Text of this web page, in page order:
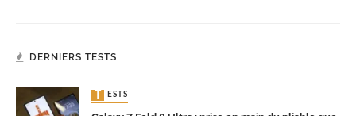
DERNIERS TESTS
TESTS